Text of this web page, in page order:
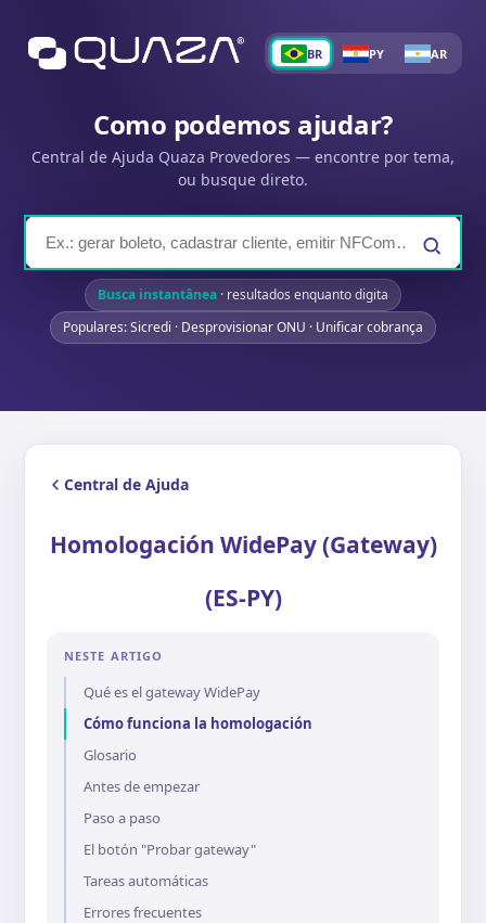
BR PY AR
Como podemos ajudar?
Central de Ajuda Quaza Provedores — encontre por tema,
ou busque direto.
Busca instantânea · resultados enquanto digita
Populares: Sicredi · Desprovisionar ONU · Unificar cobrança
Central de Ajuda
Homologación WidePay (Gateway)
(ES-PY)
NESTE ARTIGO
Qué es el gateway WidePay
Cómo funciona la homologación
Glosario
Antes de empezar
Paso a paso
El botón "Probar gateway"
Tareas automáticas
Errores frecuentes